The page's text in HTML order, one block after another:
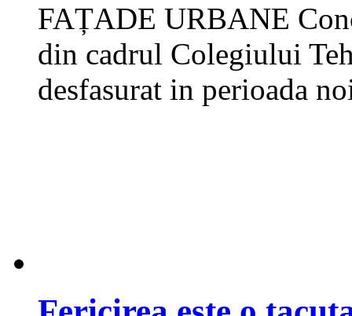
FAȚADE URBANE
din cadrul Colegiului
desfasurat in perioada